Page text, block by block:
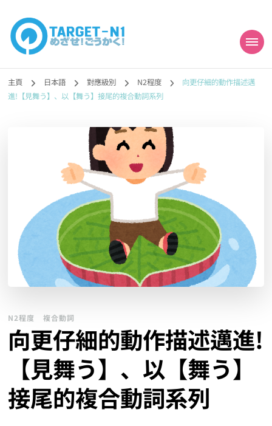
目標!!日本語能力試
N1合格
勉強コンテンツも追加予定!!】
主頁 日本語 對應級別 N2程度
向更仔細的動作描述邁
進!【見舞う】、以【舞う】接尾的複合動詞系列
N2程度 複合動詞
向更仔細的動作描述邁進!
【見舞う】、以【舞う】
接尾的複合動詞系列